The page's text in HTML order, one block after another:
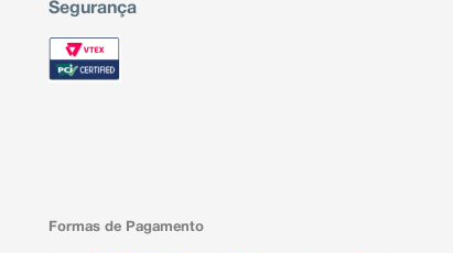
Segurança
Formas de Pagamento